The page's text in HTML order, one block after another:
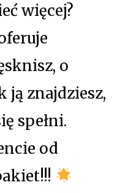
więcej?
o
ją znajdziesz,
spełni.
od